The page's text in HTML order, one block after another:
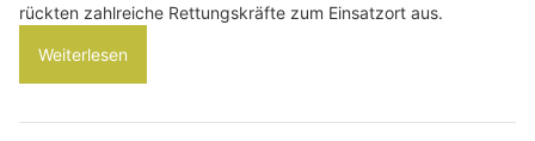
rückten zahlreiche Rettungskräfte zum Einsatzort aus.
Weiterlesen